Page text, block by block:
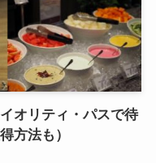
オリティ・パスで待
方法も）